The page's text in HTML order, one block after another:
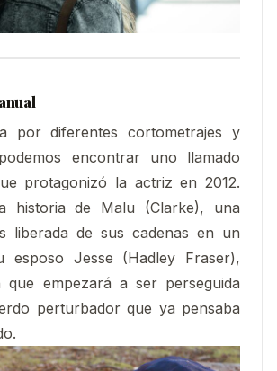
por diferentes cortometrajes y
encontrar uno llamado
protagonizó la actriz en 2012.
historia de Malu (Clarke), una
liberada de sus cadenas en un
Jesse (Hadley Fraser),
que empezará a ser perseguida
perturbador que ya pensaba